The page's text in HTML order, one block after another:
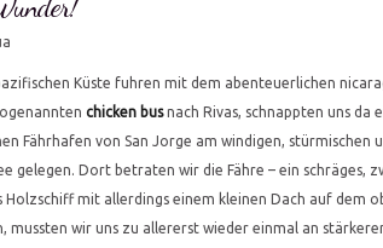
Küste fuhren mit dem abenteuerlichen
chicken busnach Rivas, schnappten uns da
Fährhafen von San Jorge am windigen, stürmischen
gelegen. Dort betraten wir die Fähre – ein schräges,
mit allerdings einem kleinen Dach auf dem
mussten wir uns zu allererst wieder einmal an